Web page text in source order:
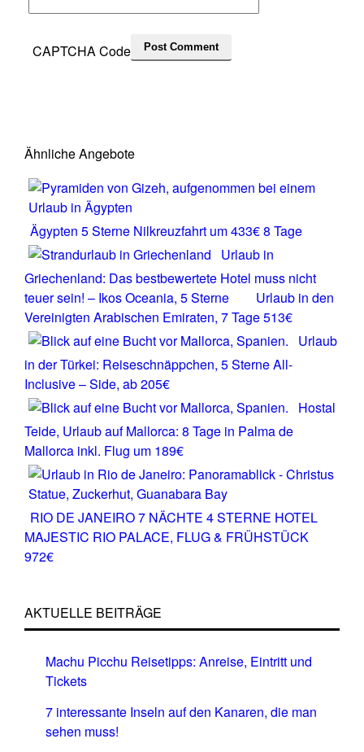
CAPTCHA Code
Ähnliche Angebote
Ägypten 5 Sterne Nilkreuzfahrt um 433€ 8 Tage
Urlaub in
Griechenland: Das bestbewertete Hotel muss nicht
teuer sein! – Ikos Oceania, 5 Sterne
Urlaub in den
Vereinigten Arabischen Emiraten, 7 Tage 513€
Urlaub
in der Türkei: Reiseschnäppchen, 5 Sterne All-
Inclusive – Side, ab 205€
Hostal
Teide, Urlaub auf Mallorca: 8 Tage in Palma de
Mallorca inkl. Flug um 189€
RIO DE JANEIRO 7 NÄCHTE 4 STERNE HOTEL
MAJESTIC RIO PALACE, FLUG & FRÜHSTÜCK
972€
AKTUELLE BEITRÄGE
Machu Picchu Reisetipps: Anreise, Eintritt und
Tickets
7 interessante Inseln auf den Kanaren, die man
sehen muss!